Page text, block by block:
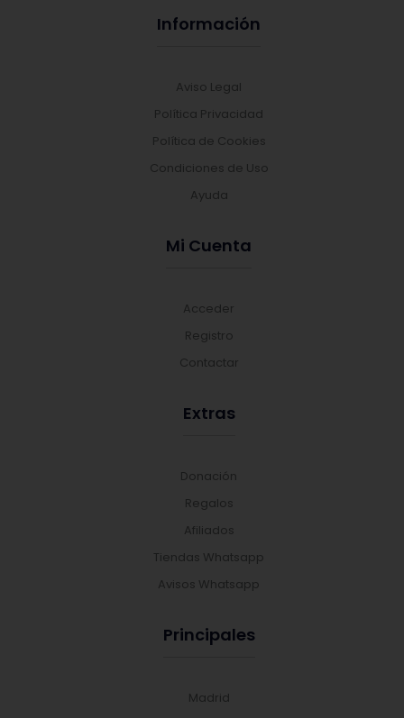
Información
Aviso Legal
Política Privacidad
Política de Cookies
Condiciones de Uso
Ayuda
Mi Cuenta
Acceder
Registro
Contactar
Extras
Donación
Regalos
Afiliados
Tiendas Whatsapp
Avisos Whatsapp
Principales
Madrid